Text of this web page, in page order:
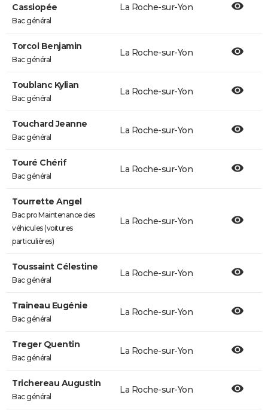
Cassiopée
Bac général
La Roche-sur-Yon
Torcol Benjamin
Bac général
La Roche-sur-Yon
Toublanc Kylian
Bac général
La Roche-sur-Yon
Touchard Jeanne
Bac général
La Roche-sur-Yon
Touré Chérif
Bac général
La Roche-sur-Yon
Tourrette Angel
Bac pro Maintenance des
véhicules (voitures
particulières)
La Roche-sur-Yon
Toussaint Célestine
Bac général
La Roche-sur-Yon
Traineau Eugénie
Bac général
La Roche-sur-Yon
Treger Quentin
Bac général
La Roche-sur-Yon
Trichereau Augustin
Bac général
La Roche-sur-Yon